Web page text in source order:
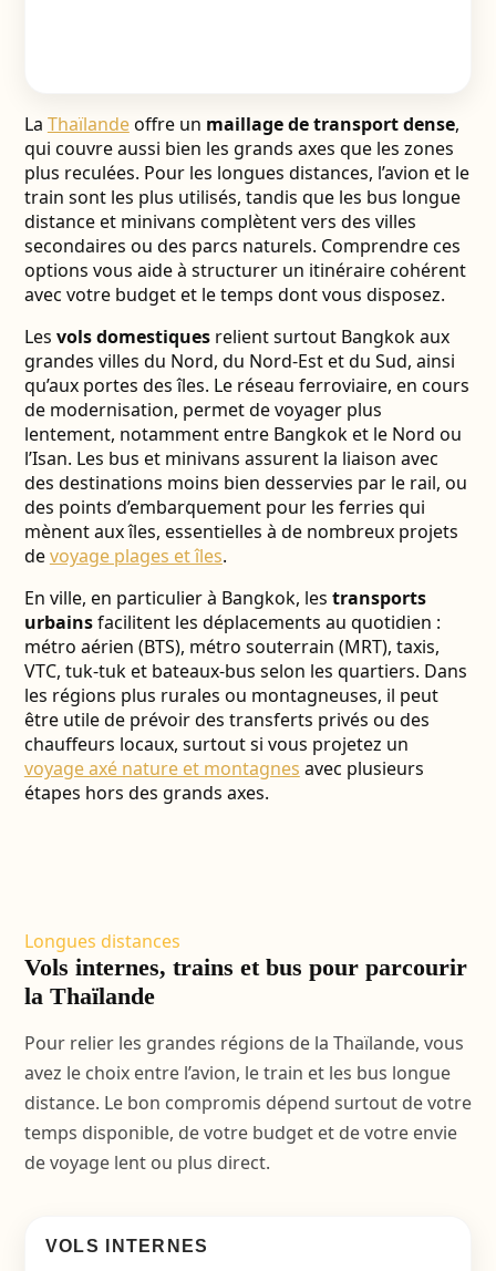
La Thaïlandeoffre un maillage de transport dense,
qui couvre aussi bien les grands axes que les zones
plus reculées. Pour les longues distances, l’avion et le
train sont les plus utilisés, tandis que les bus longue
distance et minivans complètent vers des villes
secondaires ou des parcs naturels. Comprendre ces
options vous aide à structurer un itinéraire cohérent
avec votre budget et le temps dont vous disposez.
Les vols domestiquesrelient surtout Bangkok aux
grandes villes du Nord, du Nord-Est et du Sud, ainsi
qu’aux portes des îles. Le réseau ferroviaire, en cours
de modernisation, permet de voyager plus
lentement, notamment entre Bangkok et le Nord ou
l’Isan. Les bus et minivans assurent la liaison avec
des destinations moins bien desservies par le rail, ou
des points d’embarquement pour les ferries qui
mènent aux îles, essentielles à de nombreux projets
devoyage plages et îles.
En ville, en particulier à Bangkok, les transports
urbainsfacilitent les déplacements au quotidien :
métro aérien (BTS), métro souterrain (MRT), taxis,
VTC, tuk-tuk et bateaux-bus selon les quartiers. Dans
les régions plus rurales ou montagneuses, il peut
être utile de prévoir des transferts privés ou des
chauffeurs locaux, surtout si vous projetez un
voyage axé nature et montagnes avec plusieurs
étapes hors des grands axes.
Longues distances
Vols internes, trains et bus pour parcourir
la Thaïlande
Pour relier les grandes régions de la Thaïlande, vous
avez le choix entre l’avion, le train et les bus longue
distance. Le bon compromis dépend surtout de votre
temps disponible, de votre budget et de votre envie
de voyage lent ou plus direct.
VOLS INTERNES